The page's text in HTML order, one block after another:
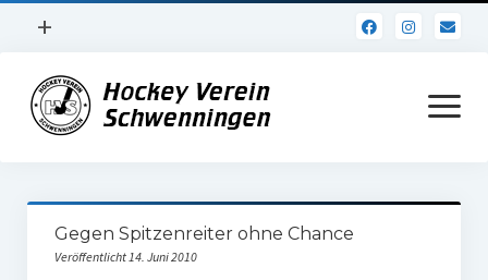
Menü
+
Impressum
Datenschutz
Menü
öffnen
Verein
Daten und Fakten
Gegen Spitzenreiter ohne Chance
Veröffentlicht 14. Juni 2010